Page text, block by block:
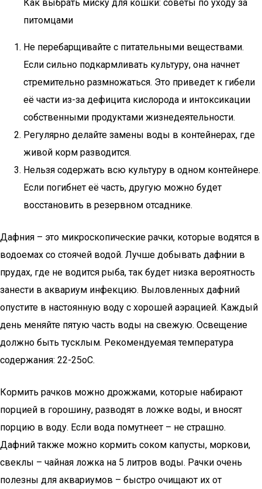
Как выбрать миску для кошки: советы по уходу за
питомцами
Не перебарщивайте с питательными веществами.
Если сильно подкармливать культуру, она начнет
стремительно размножаться. Это приведет к гибели
её части из-за дефицита кислорода и интоксикации
собственными продуктами жизнедеятельности.
Регулярно делайте замены воды в контейнерах, где
живой корм разводится.
Нельзя содержать всю культуру в одном контейнере.
Если погибнет её часть, другую можно будет
восстановить в резервном отсаднике.
Дафния – это микроскопические рачки, которые водятся в
водоемах со стоячей водой. Лучше добывать дафнии в
прудах, где не водится рыба, так будет низка вероятность
занести в аквариум инфекцию. Выловленных дафний
опустите в настоянную воду с хорошей аэрацией. Каждый
день меняйте пятую часть воды на свежую. Освещение
должно быть тусклым. Рекомендуемая температура
содержания: 22-25оС.
Кормить рачков можно дрожжами, которые набирают
порцией в горошину, разводят в ложке воды, и вносят
порцию в воду. Если вода помутнеет – не страшно.
Дафний также можно кормить соком капусты, моркови,
свеклы – чайная ложка на 5 литров воды. Рачки очень
полезны для аквариумов – быстро очищают их от